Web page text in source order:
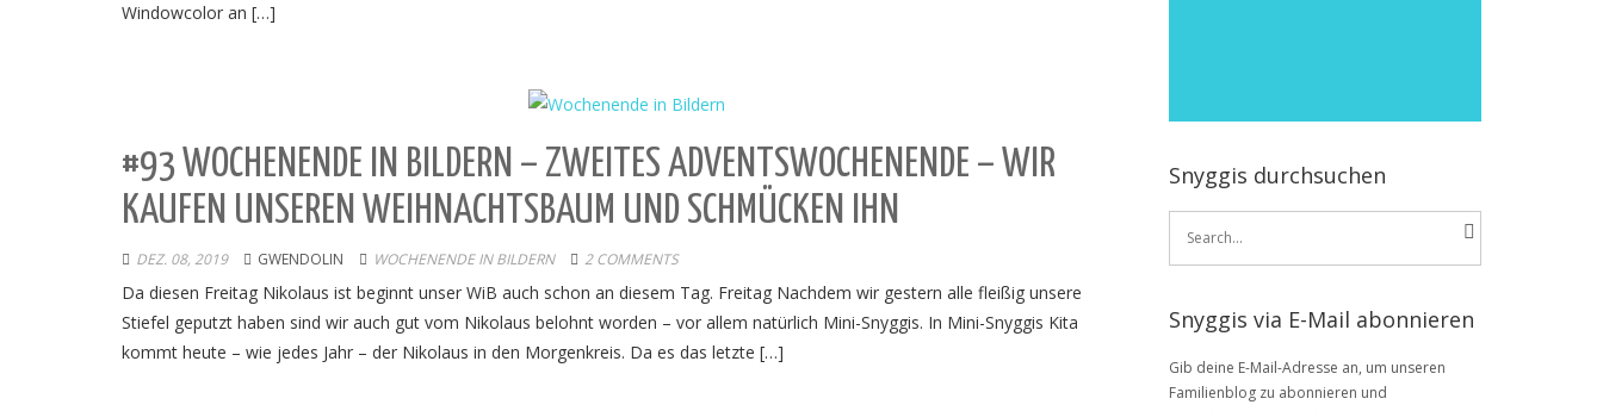
Windowcolor an […]
#93 WOCHENENDE IN BILDERN – ZWEITES ADVENTSWOCHENENDE – WIR
KAUFEN UNSEREN WEIHNACHTSBAUM UND SCHMÜCKEN IHN
DEZ. 08, 2019 GWENDOLIN WOCHENENDE IN BILDERN 2 COMMENTS
Da diesen Freitag Nikolaus ist beginnt unser WiB auch schon an diesem Tag. Freitag Nachdem wir gestern alle fleißig unsere
Stiefel geputzt haben sind wir auch gut vom Nikolaus belohnt worden – vor allem natürlich Mini-Snyggis. In Mini-Snyggis Kita
kommt heute – wie jedes Jahr – der Nikolaus in den Morgenkreis. Da es das letzte […]
Snyggis durchsuchen
Search
Snyggis via E-Mail abonnieren
Gib deine E-Mail-Adresse an, um unseren
Familienblog zu abonnieren und